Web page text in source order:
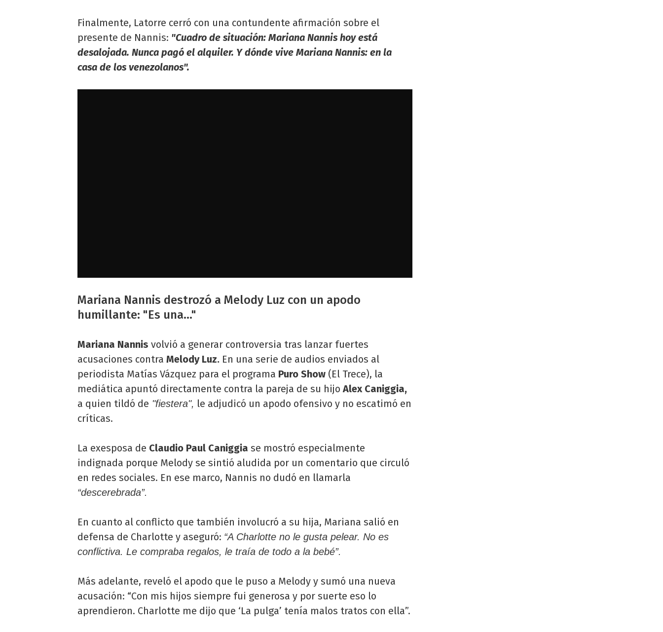
Finalmente, Latorre cerró con una contundente afirmación sobre el
presente de Nannis: "Cuadro de situación: Mariana Nannis hoy está
desalojada. Nunca pagó el alquiler. Y dónde vive Mariana Nannis: en la
casa de los venezolanos".
Mariana Nannis destrozó a Melody Luz con un apodo
humillante: "Es una..."
Mariana Nannis volvió a generar controversia tras lanzar fuertes
acusaciones contra Melody Luz. En una serie de audios enviados al
periodista Matías Vázquez para el programa Puro Show (El Trece), la
mediática apuntó directamente contra la pareja de su hijoAlex Caniggia,
a quien tildó de "fiestera", le adjudicó un apodo ofensivo y no escatimó en
críticas.
La exesposa de Claudio Paul Caniggia se mostró especialmente
indignada porque Melody se sintió aludida por un comentario que circuló
en redes sociales. En ese marco, Nannis no dudó en llamarla
“descerebrada”.
En cuanto al conflicto que también involucró a su hija, Mariana salió en
defensa de Charlotte y aseguró: “A Charlotte no le gusta pelear. No es
conflictiva. Le compraba regalos, le traía de todo a la bebé”.
Más adelante, reveló el apodo que le puso a Melody y sumó una nueva
acusación: “Con mis hijos siempre fui generosa y por suerte eso lo
aprendieron. Charlotte me dijo que ‘La pulga’ tenía malos tratos con ella”.